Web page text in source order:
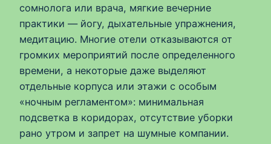
сомнолога или врача, мягкие вечерние
практики — йогу, дыхательные упражнения,
медитацию. Многие отели отказываются от
громких мероприятий после определенного
времени, а некоторые даже выделяют
отдельные корпуса или этажи с особым
«ночным регламентом»: минимальная
подсветка в коридорах, отсутствие уборки
рано утром и запрет на шумные компании.